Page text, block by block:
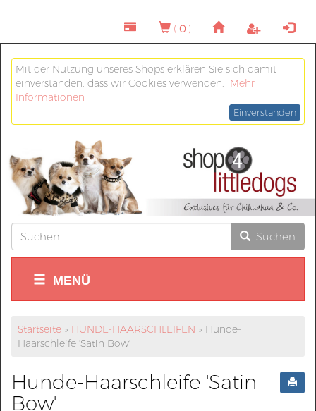
( 0 )
Mit der Nutzung unseres Shops erklären Sie sich damit
einverstanden, dass wir Cookies verwenden. Mehr
Informationen
Einverstanden
Suchen
MENÜ
Startseite » HUNDE-HAARSCHLEIFEN » Hunde-
Haarschleife 'Satin Bow'
Hunde-Haarschleife 'Satin
Bow'